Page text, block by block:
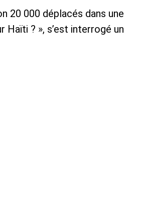
20 000 déplacés dans une
Haïti ? », s’est interrogé un